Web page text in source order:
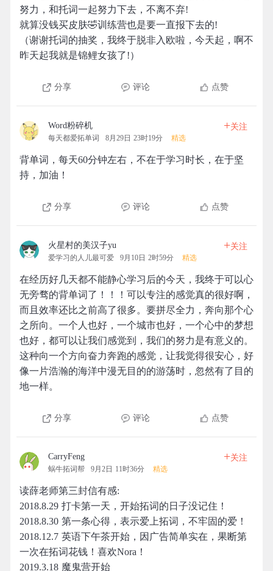
努力，和托词一起努力下去，不离不弃!
就算没钱买皮肤🤣训练营也是要一直报下去的!
（谢谢托词的抽奖，我终于脱非入欧啦，今天起，啊不
昨天起我就是锦鲤女孩了!）
分享 评论 点赞
Word粉碎机
每天都爱拓单词 8月29日 23时19分 精选
+关注
背单词，每天60分钟左右，不在于学习时长，在于坚
持，加油！
分享 评论 点赞
火星村的美汉子yu
爱学习的人儿最可爱 9月10日 2时59分 精选
+关注
在经历好几天都不能静心学习后的今天，我终于可以心
无旁骛的背单词了！！！可以专注的感觉真的很好啊，
而且效率还比之前高了很多。要拼尽全力，奔向那个心
之所向。一个人也好，一个城市也好，一个心中的梦想
也好，都可以让我们感觉到，我们的努力是有意义的。
这种向一个方向奋力奔跑的感觉，让我觉得很安心，好
像一片浩瀚的海洋中漫无目的的游荡时，忽然有了目的
地一样。
分享 评论 点赞
CarryFeng
蜗牛拓词帮 9月2日 11时36分 精选
+关注
读薛老师第三封信有感:
2018.8.29 打卡第一天，开始拓词的日子没记住！
2018.8.30 第一条心得，表示爱上拓词，不牢固的爱！
2018.12.7 英语下午茶开始，因广告简单实在，果断第
一次在拓词花钱！喜欢Nora！
2019.3.18 魔鬼营开始